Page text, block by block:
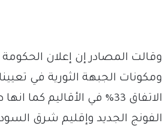
وقالت المصادر إن إعلان
ومكونات الجبهة الثورية في
الفونج الجديد وإقليم شرق